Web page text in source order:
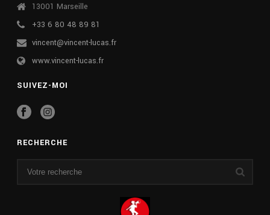
13001 Marseille
+33 6 80 48 89 81
vincent@vincent-lucas.fr
www.vincent-lucas.fr
SUIVEZ-MOI
RECHERCHE